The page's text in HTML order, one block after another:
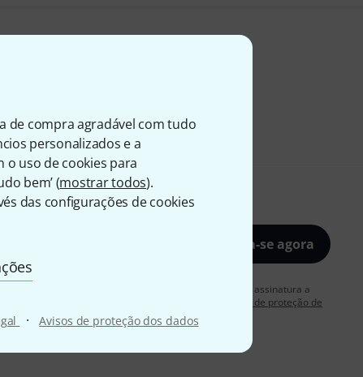
de compra agradável com tudo
personalizados e a
o uso de cookies para
bem’ (mostrar todos).
das configurações de cookies
· Avisos de proteção dos dados
Inscreva-se agora
em receber publicidade por e-mail. Posso cancelar a assinatura a
diretriz de proteção de